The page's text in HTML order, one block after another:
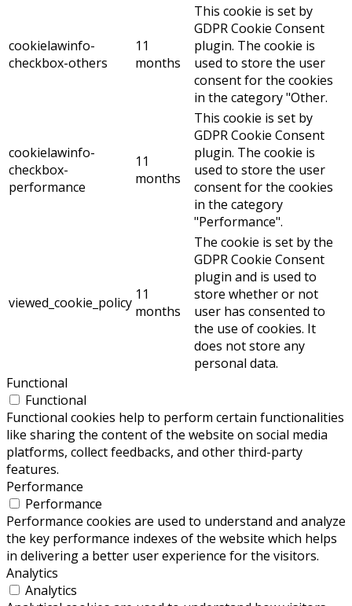
cookielawinfo-
checkbox-others
11
months
This cookie is set by
GDPR Cookie Consent
plugin. The cookie is
used to store the user
consent for the cookies
in the category "Other.
cookielawinfo-
checkbox-
performance
11
months
This cookie is set by
GDPR Cookie Consent
plugin. The cookie is
used to store the user
consent for the cookies
in the category
"Performance".
viewed_cookie_policy 11
months
The cookie is set by the
GDPR Cookie Consent
plugin and is used to
store whether or not
user has consented to
the use of cookies. It
does not store any
personal data.
Functional
Functional
Functional cookies help to perform certain functionalities
like sharing the content of the website on social media
platforms, collect feedbacks, and other third-party
features.
Performance
Performance
Performance cookies are used to understand and analyze
the key performance indexes of the website which helps
in delivering a better user experience for the visitors.
Analytics
Analytics